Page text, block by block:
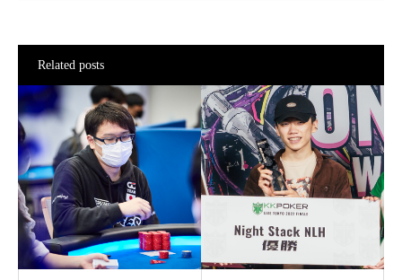
Related posts